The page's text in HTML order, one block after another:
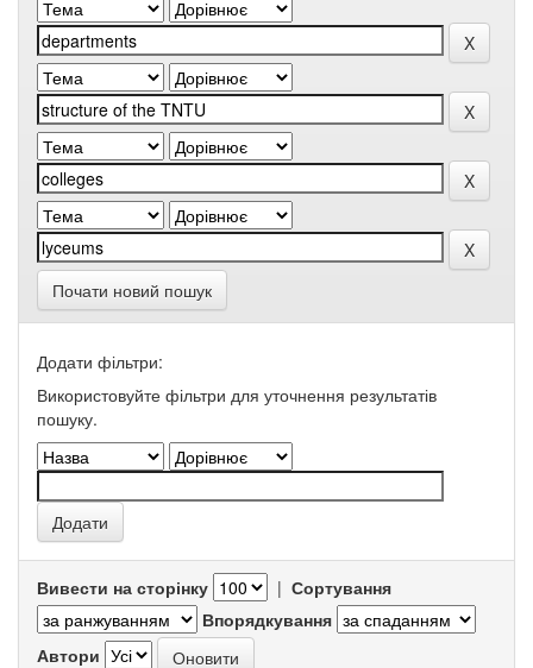
Почати новий пошук
Додати фільтри:
Використовуйте фільтри для уточнення результатів
пошуку.
Вивести на сторінку | Сортування
Впорядкування
Автори